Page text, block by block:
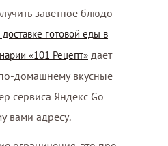
заветное блюдо
доставке готовой еды в
«101 Рецепт» дает
домашнему вкусные
сервиса Яндекс Go
вами адресу.